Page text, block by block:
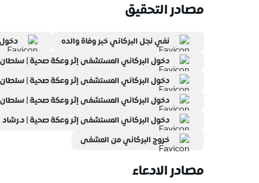
مصادر التحقيق
نفي نجل البركاني خبر وفاة والده
دخول البركاني المستشفى إثر وعكة صحية | سلطان
دخول البركاني المستشفى إثر وعكة صحية | سلطان
دخول البركاني المستشفى إثر وعكة صحية | سلطان
دخول البركاني المستشفى إثر وعكة صحية |
خروج البركاني من المشفى
مصادر الادعاء